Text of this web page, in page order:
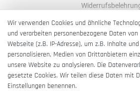
AGB
Impressum
Wir verwenden Cookies und ähnliche
und verarbeiten personenbezogene Daten
Webseite (z.B. IP-Adresse), um z.B. Inhalte
personalisieren, Medien von Drittanbietern
unsere Website zu analysieren. Die
gesetzte Cookies. Wir teilen diese Daten mit
Einstellungen benennen.